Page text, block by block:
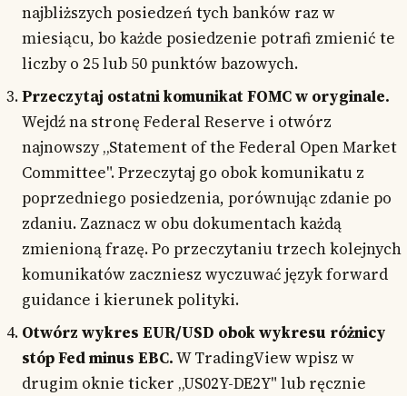
najbliższych posiedzeń tych banków raz w
miesiącu, bo każde posiedzenie potrafi zmienić te
liczby o 25 lub 50 punktów bazowych.
Przeczytaj ostatni komunikat FOMC w oryginale.
Wejdź na stronę Federal Reserve i otwórz
najnowszy „Statement of the Federal Open Market
Committee". Przeczytaj go obok komunikatu z
poprzedniego posiedzenia, porównując zdanie po
zdaniu. Zaznacz w obu dokumentach każdą
zmienioną frazę. Po przeczytaniu trzech kolejnych
komunikatów zaczniesz wyczuwać język forward
guidance i kierunek polityki.
Otwórz wykres EUR/USD obok wykresu różnicy
stóp Fed minus EBC.W TradingView wpisz w
drugim oknie ticker „US02Y-DE2Y" lub ręcznie